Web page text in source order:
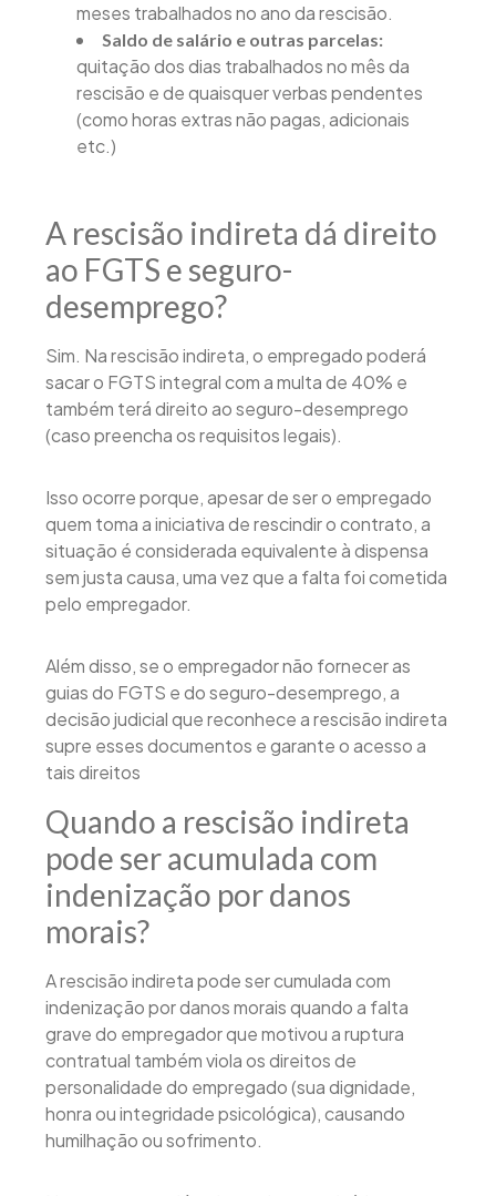
meses trabalhados no ano da rescisão.
Saldo de salário e outras parcelas:
quitação dos dias trabalhados no mês da
rescisão e de quaisquer verbas pendentes
(como horas extras não pagas, adicionais
etc.)
A rescisão indireta dá direito
ao FGTS e seguro-
desemprego?
Sim. Na rescisão indireta, o empregado poderá
sacar o FGTS integral com a multa de 40% e
também terá direito ao seguro-desemprego
(caso preencha os requisitos legais).
Isso ocorre porque, apesar de ser o empregado
quem toma a iniciativa de rescindir o contrato, a
situação é considerada equivalente à dispensa
sem justa causa, uma vez que a falta foi cometida
pelo empregador.
Além disso, se o empregador não fornecer as
guias do FGTS e do seguro-desemprego, a
decisão judicial que reconhece a rescisão indireta
supre esses documentos e garante o acesso a
tais direitos
Quando a rescisão indireta
pode ser acumulada com
indenização por danos
morais?
A rescisão indireta pode ser cumulada com
indenização por danos morais quando a falta
grave do empregador que motivou a ruptura
contratual também viola os direitos de
personalidade do empregado (sua dignidade,
honra ou integridade psicológica), causando
humilhação ou sofrimento.